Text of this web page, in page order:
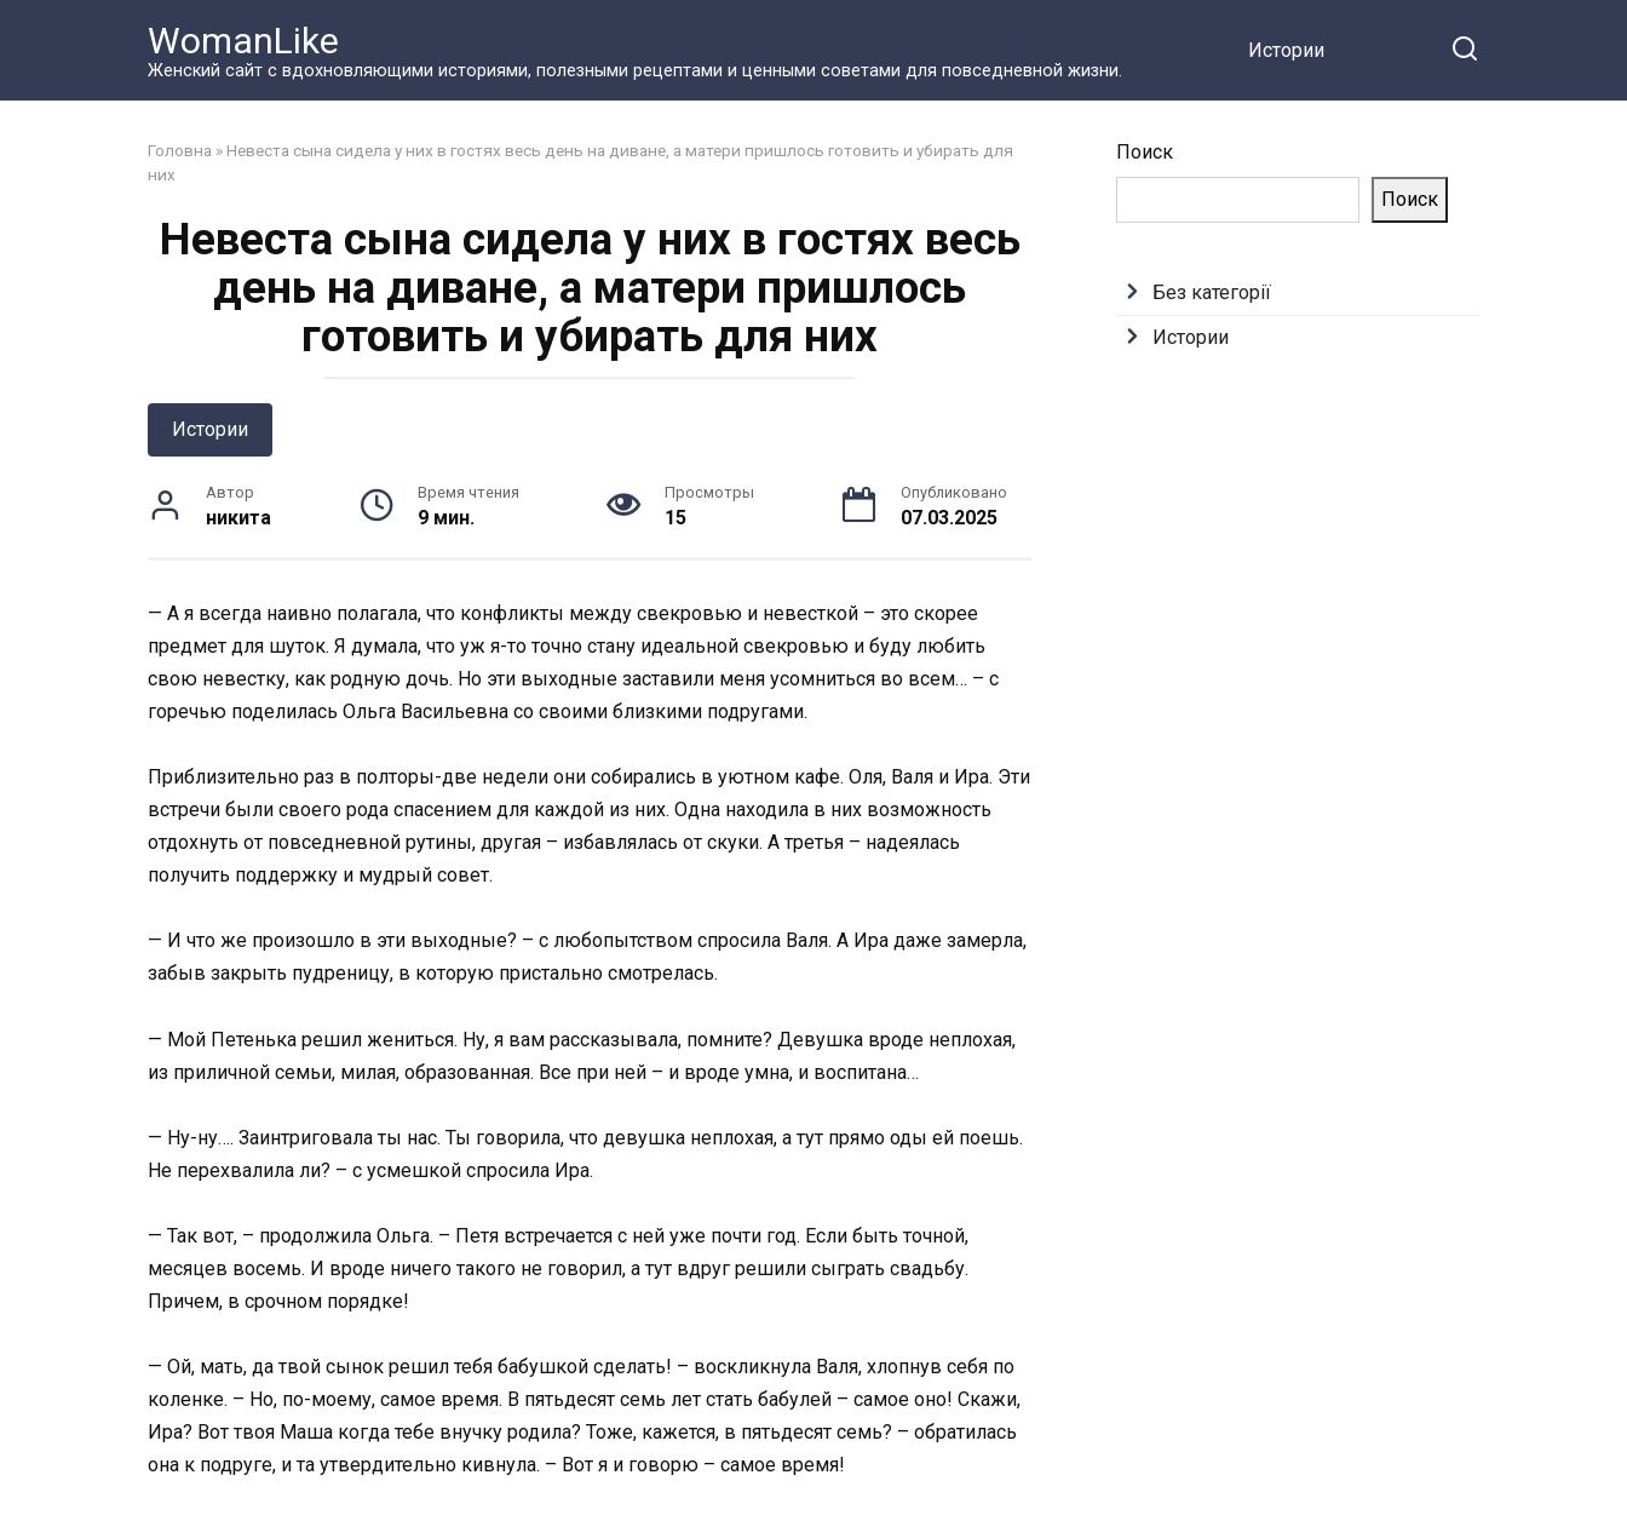
WomanLike
Женский сайт с вдохновляющими историями, полезными рецептами и ценными советами для повседневной жизни.
Истории
Головна » Невеста сына сидела у них в гостях весь день на диване, а матери пришлось готовить и убирать для
них
Невеста сына сидела у них в гостях весь
день на диване, а матери пришлось
готовить и убирать для них
Истории
Автор
никита
Время чтения
9 мин.
Просмотры
15
Опубликовано
07.03.2025
— А я всегда наивно полагала, что конфликты между свекровью и невесткой – это скорее
предмет для шуток. Я думала, что уж я-то точно стану идеальной свекровью и буду любить
свою невестку, как родную дочь. Но эти выходные заставили меня усомниться во всем… – с
горечью поделилась Ольга Васильевна со своими близкими подругами.
Приблизительно раз в полторы-две недели они собирались в уютном кафе. Оля, Валя и Ира. Эти
встречи были своего рода спасением для каждой из них. Одна находила в них возможность
отдохнуть от повседневной рутины, другая – избавлялась от скуки. А третья – надеялась
получить поддержку и мудрый совет.
— И что же произошло в эти выходные? – с любопытством спросила Валя. А Ира даже замерла,
забыв закрыть пудреницу, в которую пристально смотрелась.
— Мой Петенька решил жениться. Ну, я вам рассказывала, помните? Девушка вроде неплохая,
из приличной семьи, милая, образованная. Все при ней – и вроде умна, и воспитана…
— Ну-ну…. Заинтриговала ты нас. Ты говорила, что девушка неплохая, а тут прямо оды ей поешь.
Не перехвалила ли? – с усмешкой спросила Ира.
— Так вот, – продолжила Ольга. – Петя встречается с ней уже почти год. Если быть точной,
месяцев восемь. И вроде ничего такого не говорил, а тут вдруг решили сыграть свадьбу.
Причем, в срочном порядке!
— Ой, мать, да твой сынок решил тебя бабушкой сделать! – воскликнула Валя, хлопнув себя по
коленке. – Но, по-моему, самое время. В пятьдесят семь лет стать бабулей – самое оно! Скажи,
Ира? Вот твоя Маша когда тебе внучку родила? Тоже, кажется, в пятьдесят семь? – обратилась
она к подруге, и та утвердительно кивнула. – Вот я и говорю – самое время!
Поиск
Поиск
Без категорії
Истории